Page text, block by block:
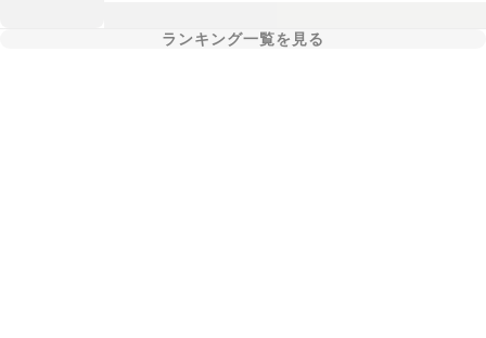
ランキング一覧を見る